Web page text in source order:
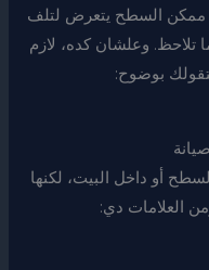
ممكن السطح يتعرض لتلف
تلاحظ. وعلشان كده، لازم
بوضوح:
أو داخل البيت، لكنها
العلامات دي: